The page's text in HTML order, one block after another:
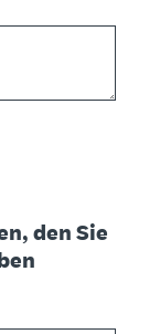
den Sie